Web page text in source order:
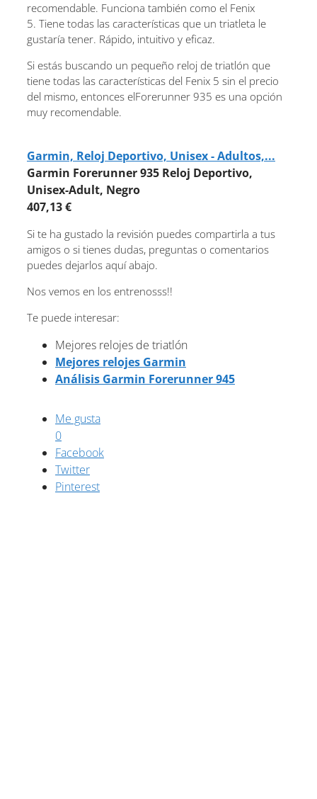
recomendable. Funciona también como el Fenix ​​
5. Tiene todas las características que un triatleta le
gustaría tener. Rápido, intuitivo y eficaz.
Si estás buscando un pequeño reloj de triatlón que
tiene todas las características del Fenix ​​5 sin el precio
del mismo, entonces elForerunner 935 es una opción
muy recomendable.
Garmin, Reloj Deportivo, Unisex - Adultos,...
Garmin Forerunner 935 Reloj Deportivo,
Unisex-Adult, Negro
407,13 €
Si te ha gustado la revisión puedes compartirla a tus
amigos o si tienes dudas, preguntas o comentarios
puedes dejarlos aquí abajo.
Nos vemos en los entrenosss!!
Te puede interesar:
Mejores relojes de triatlón
Mejores relojes Garmin
Análisis Garmin Forerunner 945
Me gusta
0
Facebook
Twitter
Pinterest